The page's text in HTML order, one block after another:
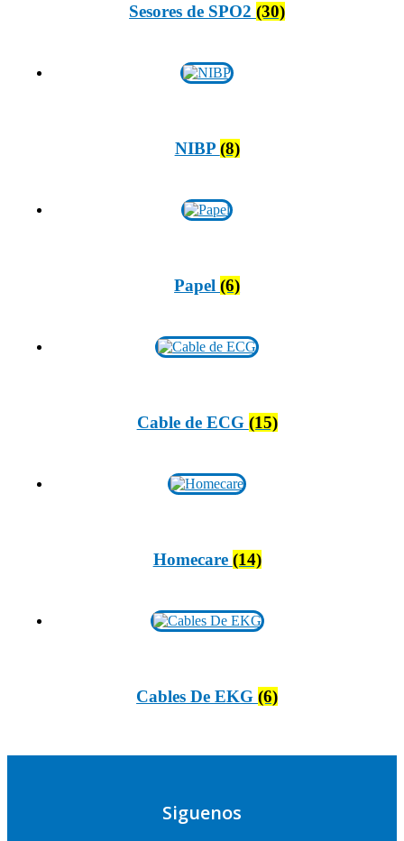
Sesores de SPO2(30)
NIBP (8)
Papel(6)
Cable de ECG (15)
Homecare (14)
Cables De EKG(6)
Siguenos